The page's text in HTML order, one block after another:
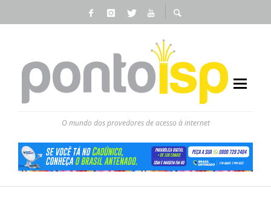
O mundo dos provedores de acesso à internet